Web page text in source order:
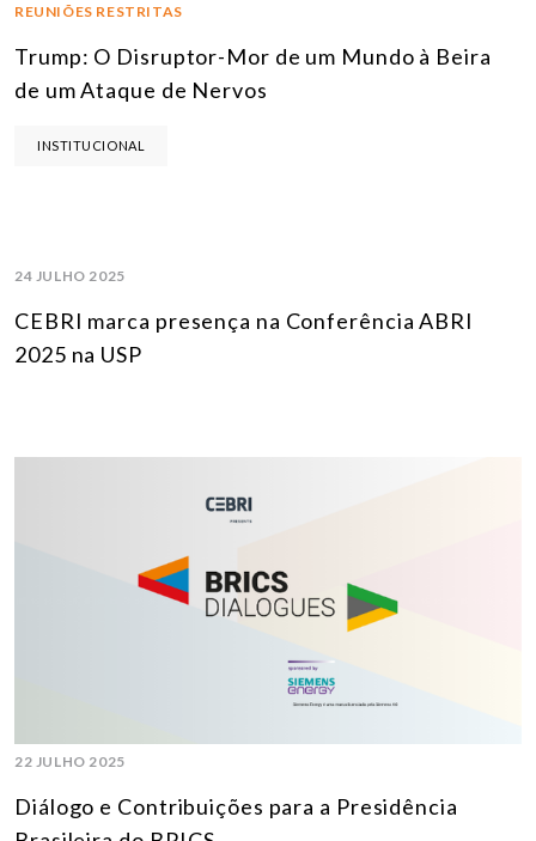
REUNIÕES RESTRITAS
Trump: O Disruptor-Mor de um Mundo à Beira
de um Ataque de Nervos
INSTITUCIONAL
24 JULHO 2025
CEBRI marca presença na Conferência ABRI
2025 na USP
22 JULHO 2025
Diálogo e Contribuições para a Presidência